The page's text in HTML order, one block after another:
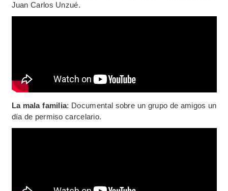
Juan Carlos Unzué.
La mala familia: Documental sobre un grupo de amigos un
día de permiso carcelario.